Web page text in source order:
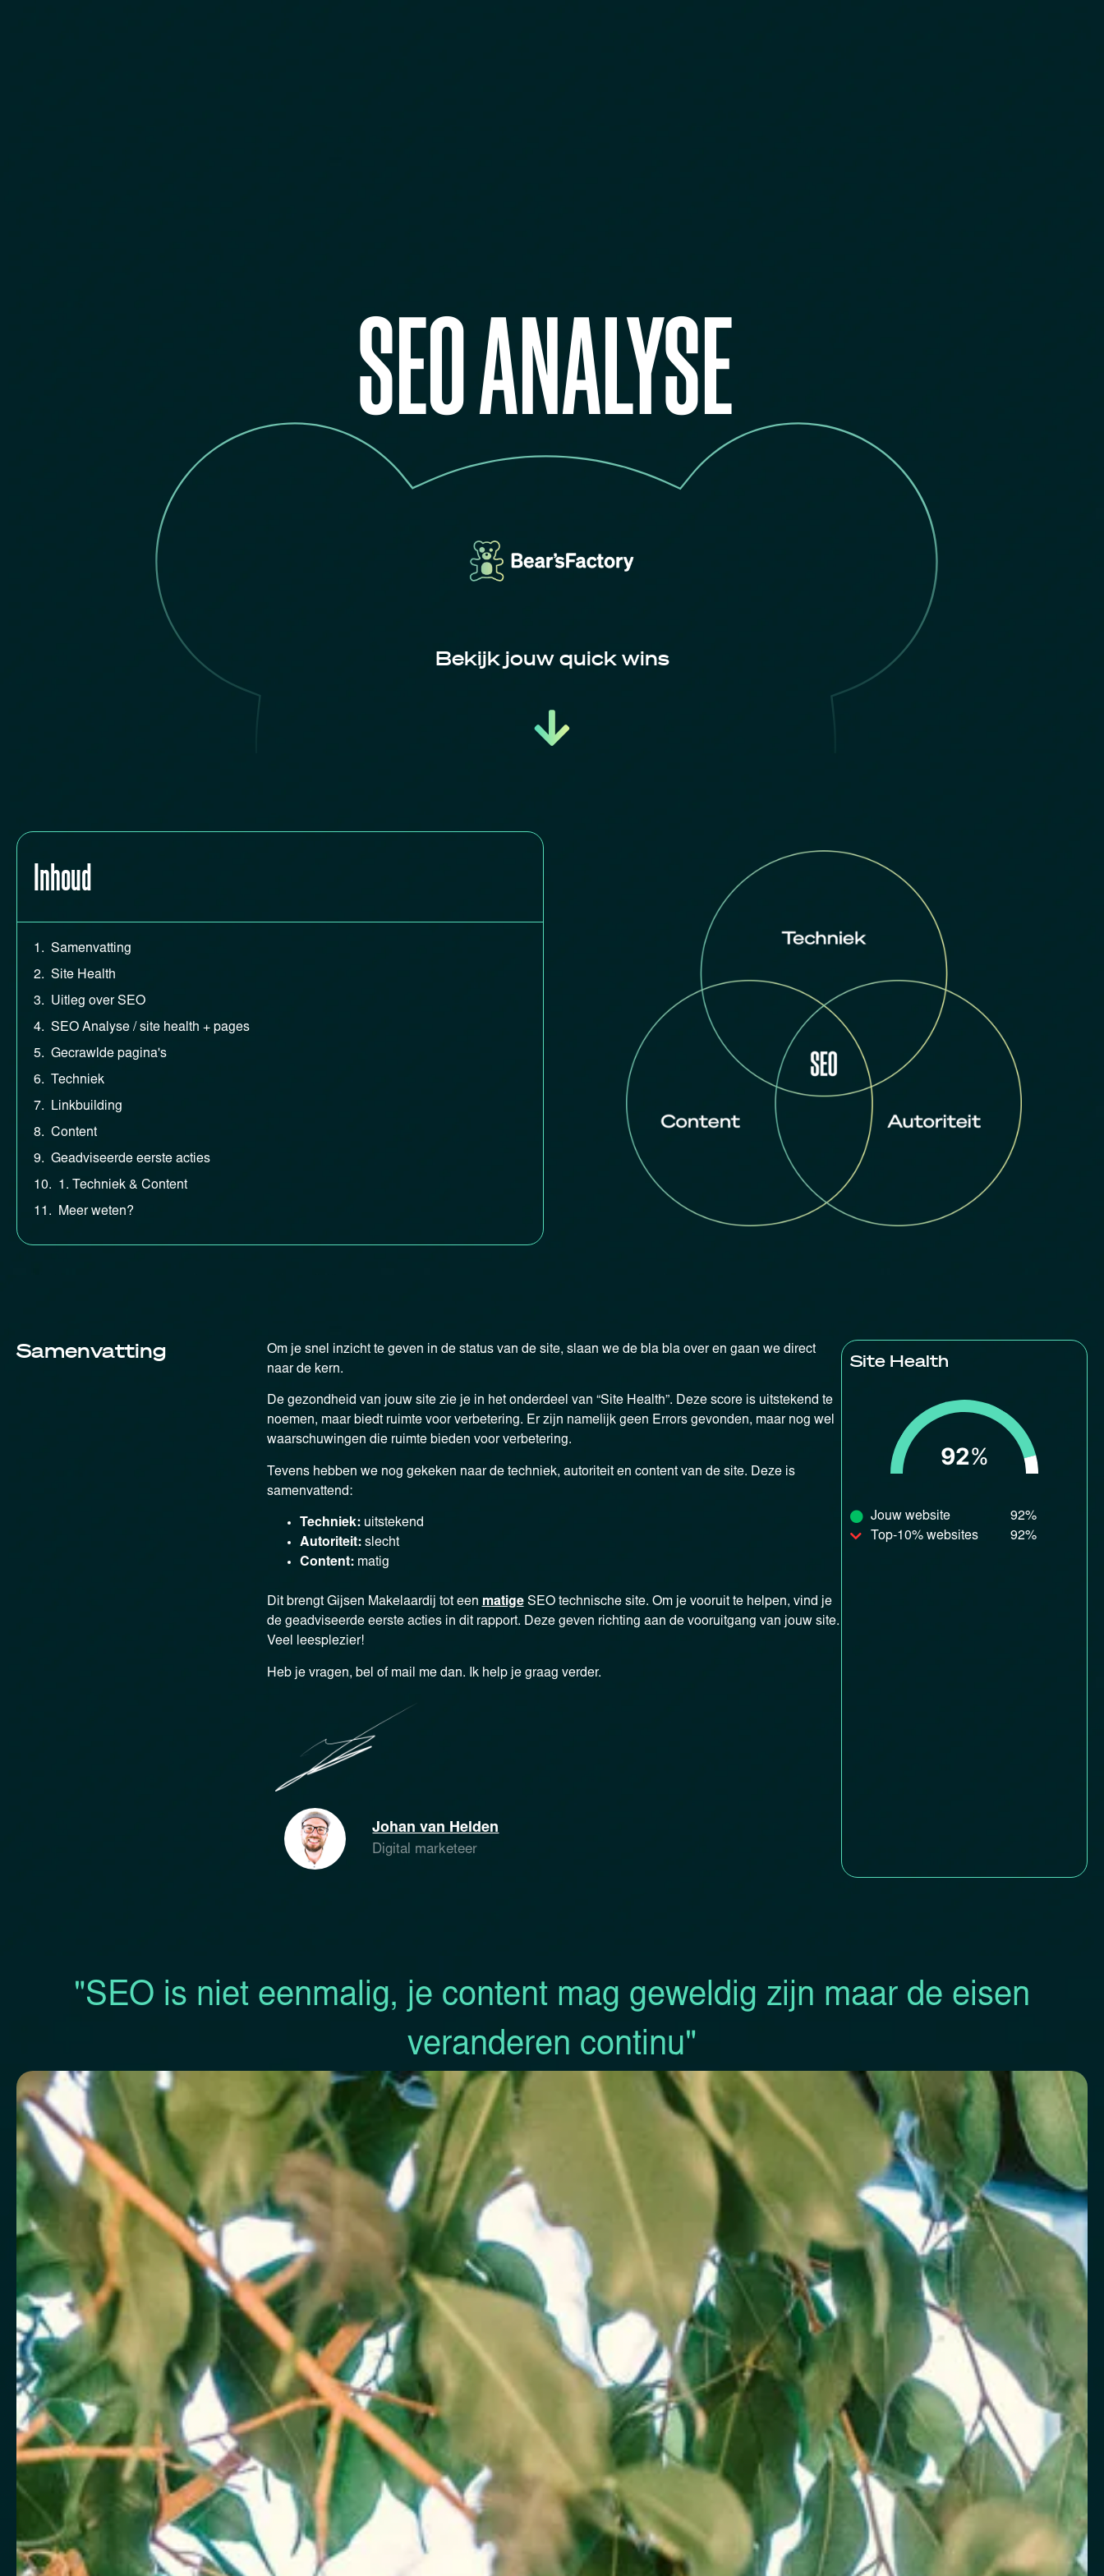
SEO ANALYSE
GIJSENMAKELAARDIJ
Bekijk jouw quick wins
Inhoud
Samenvatting
Site Health
Uitleg over SEO
SEO Analyse / site health + pages
Gecrawlde pagina's
Techniek
Linkbuilding
Content
Geadviseerde eerste acties
1. Techniek & Content
Meer weten?
Samenvatting
Om je snel inzicht te geven in de status van de site, slaan we de bla bla over en gaan we direct
naar de kern.
De gezondheid van jouw site zie je in het onderdeel van “Site Health”. Deze score is uitstekend te
noemen, maar biedt ruimte voor verbetering. Er zijn namelijk geen Errors gevonden, maar nog wel
waarschuwingen die ruimte bieden voor verbetering.
Tevens hebben we nog gekeken naar de techniek, autoriteit en content van de site. Deze is
samenvattend:
Techniek: uitstekend
Autoriteit: slecht
Content:matig
Dit brengt Gijsen Makelaardij tot een matige SEO technische site. Om je vooruit te helpen, vind je
de geadviseerde eerste acties in dit rapport. Deze geven richting aan de vooruitgang van jouw site.
Veel leesplezier!
Heb je vragen, bel of mail me dan. Ik help je graag verder.
Johan van Helden
Digital marketeer
Site Health
92%
Jouw website
Top-10% websites
92%
92%
"SEO is niet eenmalig, je content mag geweldig zijn maar de eisen
veranderen continu"